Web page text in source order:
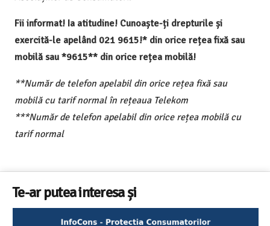
Fii informat! Ia atitudine! Cunoaște-ți drepturile și
exercită-le apelând 021 9615!* din orice rețea fixă sau
mobilă sau *9615** din orice rețea mobilă!
**Număr de telefon apelabil din orice rețea fixă sau
mobilă cu tarif normal în rețeaua Telekom
***Număr de telefon apelabil din orice rețea mobilă cu
tarif normal
Te-ar putea interesa și